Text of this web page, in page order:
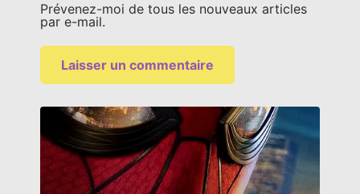
Prévenez-moi de tous les nouveaux articles
par e-mail.